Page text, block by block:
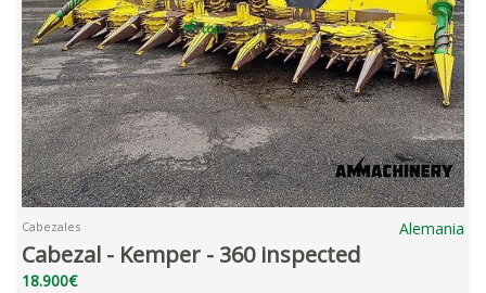
Cabezales Alemania
Cabezal - Kemper - 360 inspected
18.900€